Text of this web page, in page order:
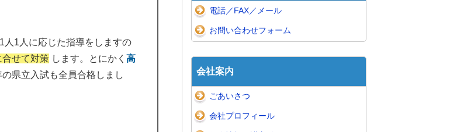
人1人に応じた指導をしますの
せて対策 します。とにかく 高
の県立入試も全員合格しまし
電話／FAX／メール
お問い合わせフォーム
会社案内
ごあいさつ
会社プロフィール